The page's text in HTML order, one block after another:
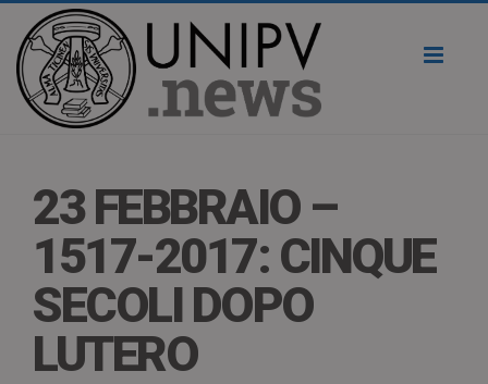
23 FEBBRAIO –
1517-2017: CINQUE
SECOLI DOPO
LUTERO